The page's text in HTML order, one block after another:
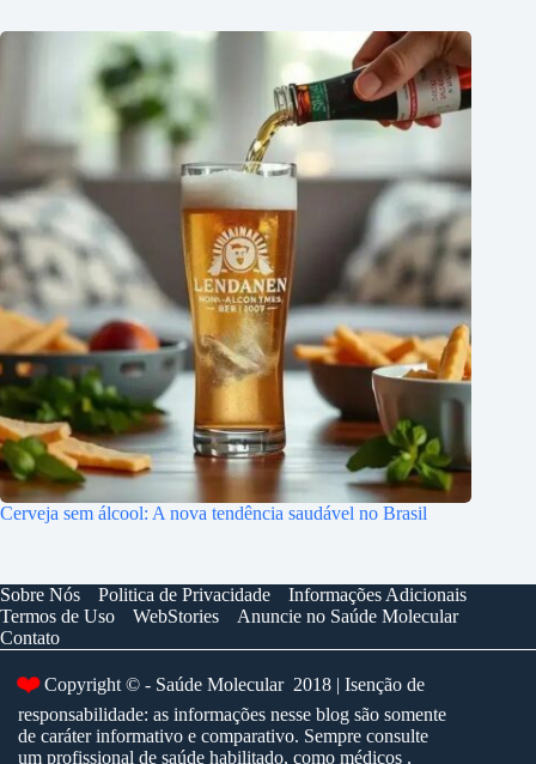
Cerveja sem álcool: A nova tendência saudável no Brasil
Sobre Nós Politica de Privacidade
Informações Adicionais
Termos de Uso
WebStories
Anuncie no Saúde Molecular
Contato
❤️Copyright © - Saúde Molecular 2018 | Isenção de
responsabilidade: as informações nesse blog são somente
de caráter informativo e comparativo. Sempre consulte
um profissional de saúde habilitado, como médicos ,